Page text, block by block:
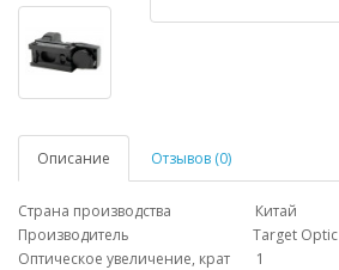
Описание Отзывов (0)
Страна производства
Китай
Производитель
Target Optic
Оптическое увеличение, крат
1